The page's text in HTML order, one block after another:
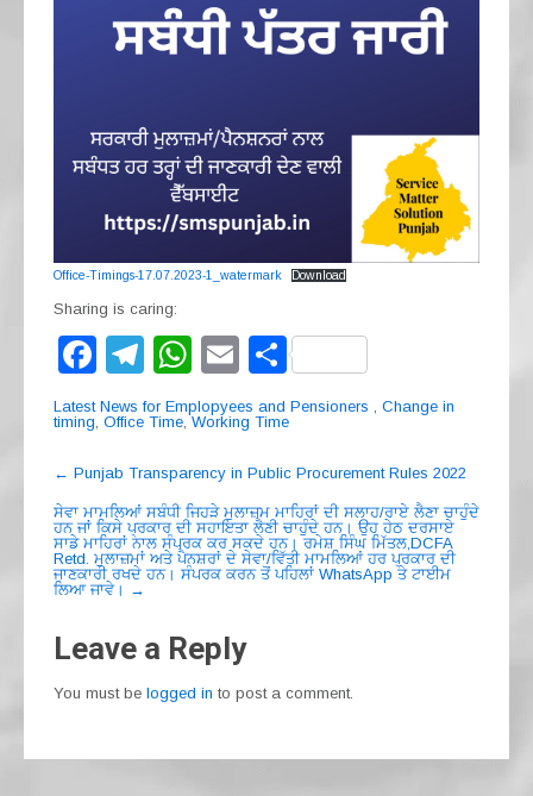
Office-Timings-17.07.2023-1_watermark Download
Sharing is caring:
F
a
c
e
b
o
o
T
el
e
gr
a
m
W
h
at
s
A
p
p
E
m
ail
S
h
ar
e
Latest News for Emplopyees and Pensioners , Change in
timing, Office Time, Working Time
Post
navigation
← Punjab Transparency in Public Procurement Rules 2022
ਸੇਵਾ ਮਾਮਲਿਆਂ ਸਬੰਧੀ ਜਿਹੜੇ ਮੁਲਾਜ਼ਮ ਮਾਹਿਰਾਂ ਦੀ ਸਲਾਹ/ਰਾਏ ਲੈਣਾ ਚਾਹੁੰਦੇ
ਹਨ ਜਾਂ ਕਿਸੇ ਪ੍ਰਕਾਰ ਦੀ ਸਹਾਇਤਾ ਲੈਣੀ ਚਾਹੁੰਦੇ ਹਨ। ਉਹ ਹੇਠ ਦਰਸਾਏ
ਸਾਡੇ ਮਾਹਿਰਾਂ ਨਾਲ ਸੰਪਰਕ ਕਰ ਸਕਦੇ ਹਨ। ਰਮੇਸ਼ ਸਿੰਘ ਮਿੱਤਲ,DCFA
Retd. ਮੁਲਾਜ਼ਮਾਂ ਅਤੇ ਪੈਨਸ਼ਰਾਂ ਦੇ ਸੇਵਾ/ਵਿੱਤੀ ਮਾਮਲਿਆਂ ਹਰ ਪ੍ਰਕਾਰ ਦੀ
ਜਾਣਕਾਰੀ ਰਖਦੇ ਹਨ। ਸੰਪਰਕ ਕਰਨ ਤੋਂ ਪਹਿਲਾਂ WhatsApp ਤੇ ਟਾਈਮ
ਲਿਆ ਜਾਵੇ। →
Leave a Reply
You must be logged in to post a comment.